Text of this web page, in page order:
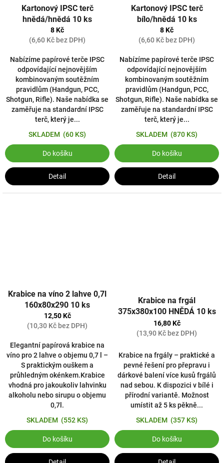
Kartonový IPSC terč
hnědá/hnědá 10 ks
8 Kč
(6,60 Kč bez DPH)
Nabízíme papírové terče IPSC
odpovídající nejnovějším
kombinovaným soutěžním
pravidlům (Handgun, PCC,
Shotgun, Rifle). Naše nabídka se
zaměřuje na standardní IPSC
terč, který je...
SKLADEM (60 KS)
Do košíku
Detail
Kartonový IPSC terč
bílo/hnědá 10 ks
8 Kč
(6,60 Kč bez DPH)
Nabízíme papírové terče IPSC
odpovídající nejnovějším
kombinovaným soutěžním
pravidlům (Handgun, PCC,
Shotgun, Rifle). Naše nabídka se
zaměřuje na standardní IPSC
terč, který je...
SKLADEM (870 KS)
Do košíku
Detail
Krabice na víno 2 lahve 0,7l
160x80x290 10 ks
12,50 Kč
(10,30 Kč bez DPH)
Elegantní papírová krabice na
víno pro 2 lahve o objemu 0,7 l –
S praktickým ouškem a
průhledným okénkem.Krabice
vhodná pro jakoukoliv lahvinku
alkoholu nebo sirupu o objemu
0,7l.
SKLADEM (552 KS)
Do košíku
Krabice na frgál
375x380x100 HNĚDÁ 10 ks
16,80 Kč
(13,90 Kč bez DPH)
Krabice na frgály – praktické a
pevné řešení pro přepravu i
dárkové balení více kusů frgálů
nad sebou. K dispozici v bílé i
přírodní variantě. Možnost
umístit až 5 ks pěkně...
SKLADEM (357 KS)
Do košíku